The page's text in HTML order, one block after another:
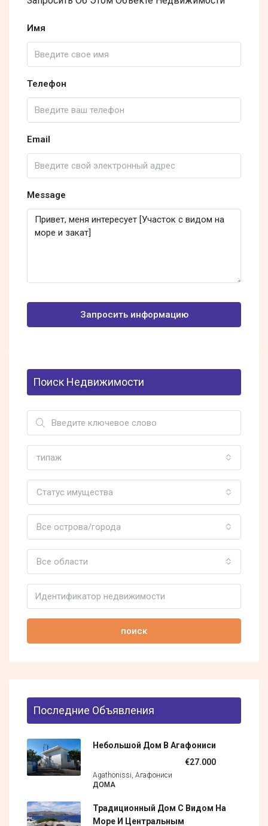
Имя
Телефон
Email
Message
Запросить информацию
Поиск Недвижимости
типаж
Статус имущества
Все острова/города
Все области
поиск
Последние Объявления
Небольшой Дом В Агафониси
€27.000
Agathonissi, Агафониси
ДОМА
Традиционный Дом С Видом На
Море И Центральным